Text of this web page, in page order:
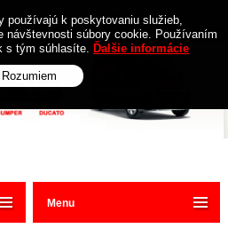
Menu
používajú k poskytovaniu služieb,
návštevnosti súbory cookie. Používaním
s tým súhlasíte. Ďalšie informácie
Rozumiem